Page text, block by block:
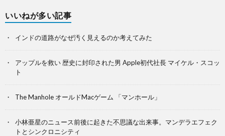
いいねが多い記事
インドの道路がなぜ汚く見えるのか考えてみた
アップルを救い 歴史に封印された男 Apple初代社長 マイケル・スコッ
ト
The Manhole オールドMacゲーム 「マンホール」
小林亜星のニュース前後に起きた不思議な出来事。マンデラエフェク
トとシンクロニシティ